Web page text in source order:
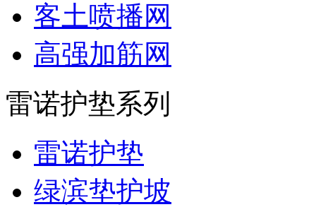
客土喷播网
高强加筋网
雷诺护垫系列
雷诺护垫
绿滨垫护坡